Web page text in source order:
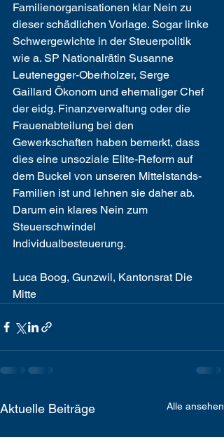
Familienorganisationen klar Nein zu
dieser schädlichen Vorlage. Sogar linke
Schwergewichte in der Steuerpolitik
wie a. SP Nationalrätin Susanne
Leutenegger-Oberholzer, Serge
Gaillard Ökonom und ehemaliger Chef
der eidg. Finanzverwaltung oder die
Frauenabteilung bei den
Gewerkschaften haben bemerkt, dass
dies eine unsoziale Elite-Reform auf
dem Buckel von unseren Mittelstands-
Familien ist und lehnen sie daher ab.
Darum ein klares Nein zum
Steuerschwindel
Individualbesteuerung.
Luca Boog, Gunzwil, Kantonsrat Die
Mitte
Aktuelle Beiträge Alle ansehen